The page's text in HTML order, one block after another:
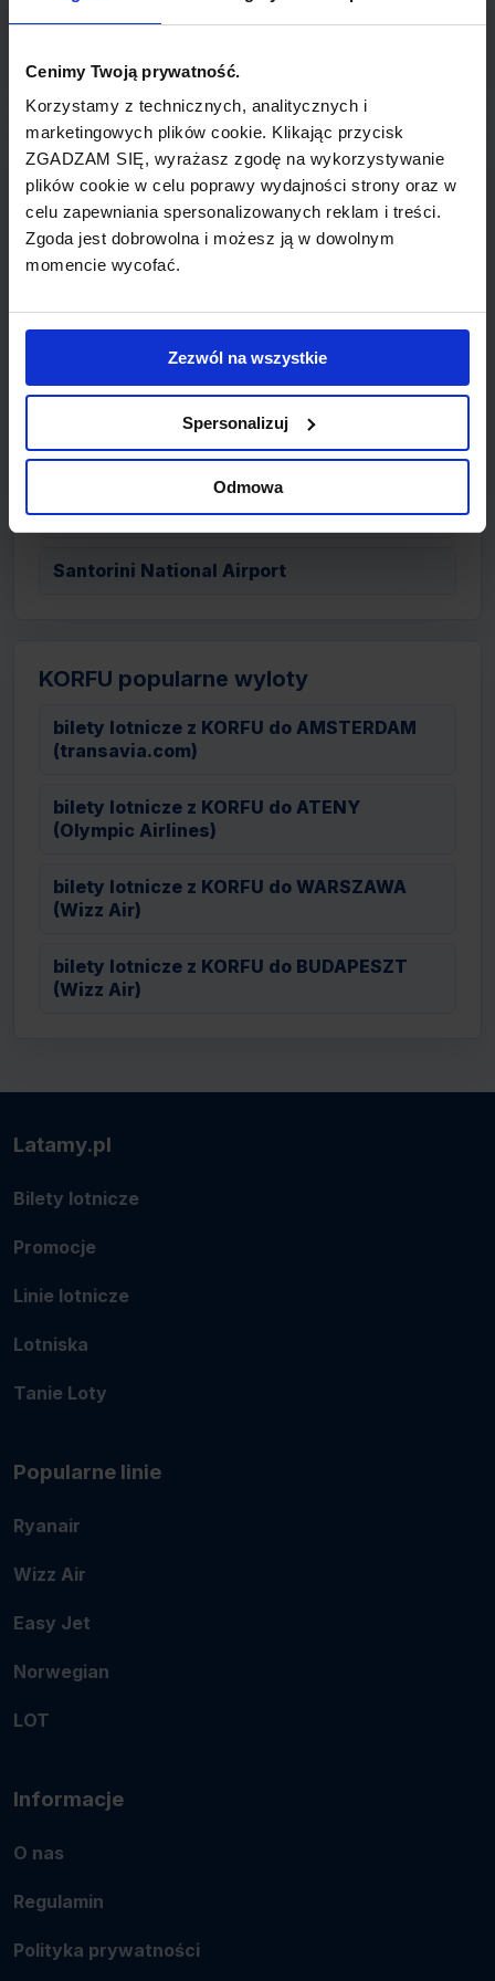
Cenimy Twoją prywatność.
Korzystamy z technicznych, analitycznych i
marketingowych plików cookie. Klikając przycisk
ZGADZAM SIĘ, wyrażasz zgodę na wykorzystywanie
plików cookie w celu poprawy wydajności strony oraz w
celu zapewniania spersonalizowanych reklam i treści.
Zgoda jest dobrowolna i możesz ją w dowolnym
momencie wycofać.
Zezwól na wszystkie
Spersonalizuj
Odmowa
GRECJA - lotniska
Ateny Eleftherios Venizelos International
Airport
Kos International Airport Hippocrates
Mykonos National Airport
Rodos Diagoras Airport
Saloniki Airport
Santorini National Airport
KORFU popularne wyloty
bilety lotnicze z KORFU do AMSTERDAM
(transavia.com)
bilety lotnicze z KORFU do ATENY
(Olympic Airlines)
bilety lotnicze z KORFU do WARSZAWA
(Wizz Air)
bilety lotnicze z KORFU do BUDAPESZT
(Wizz Air)
Latamy.pl
Bilety lotnicze
Promocje
Linie lotnicze
Lotniska
Tanie Loty
Popularne linie
Ryanair
Wizz Air
Easy Jet
Norwegian
LOT
Informacje
O nas
Regulamin
Polityka prywatności